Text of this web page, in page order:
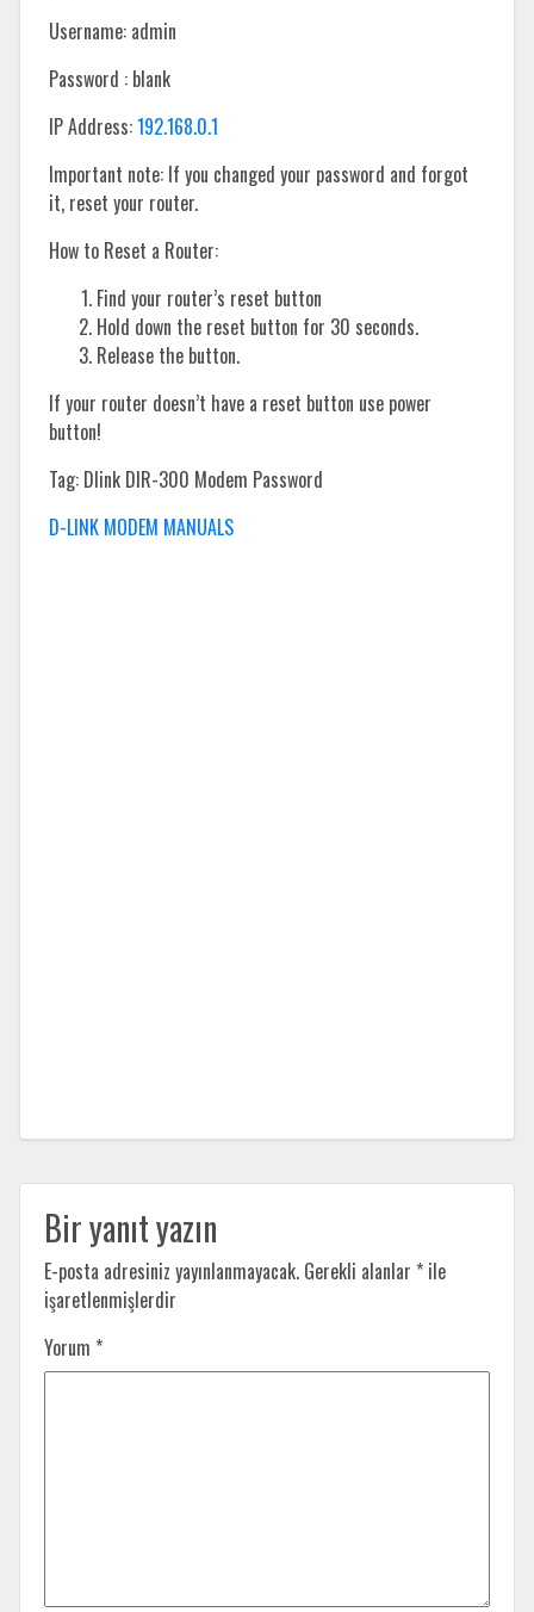
Username: admin
Password : blank
IP Address:192.168.0.1
Important note: If you changed your password and forgot
it, reset your router.
How to Reset a Router:
Find your router’s reset button
Hold down the reset button for 30 seconds.
Release the button.
If your router doesn’t have a reset button use power
button!
Tag: Dlink DIR-300 Modem Password
D-LINK MODEM MANUALS
Bir yanıt yazın
E-posta adresiniz yayınlanmayacak. Gerekli alanlar * ile
işaretlenmişlerdir
Yorum *